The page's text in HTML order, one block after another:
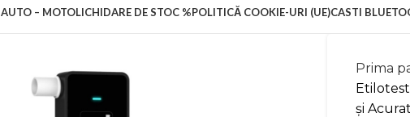
AUTO – MOTOLICHIDARE DE STOC %POLITICĂ COOKIE-URI (UE)CASTI
Prima
și